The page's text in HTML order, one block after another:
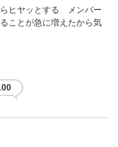
ヒヤッとする メンバー
ことが急に増えたから気